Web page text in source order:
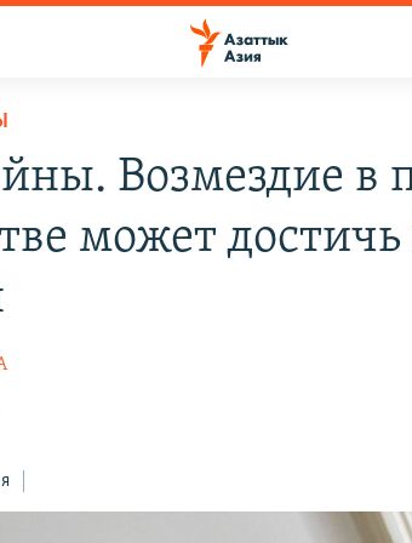
Возмездие в
может достичь